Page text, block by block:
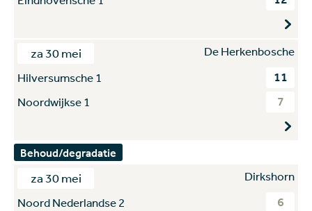
za 30 mei
De Herkenbosche
Hilversumsche 1
11
Noordwijkse 1 7
Behoud/degradatie
za 30 mei
Dirkshorn
Noord Nederlandse 2
6